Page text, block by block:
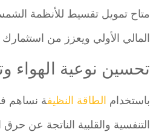
متاح تمويل تقسيط للأنظمة
المالي الأولي ويعزز من استثمارك
تحسين نوعية الهواء
باستخدامالطاقة النظيفة نساهم في
التنفسية والقلبية الناتجة عن حرق